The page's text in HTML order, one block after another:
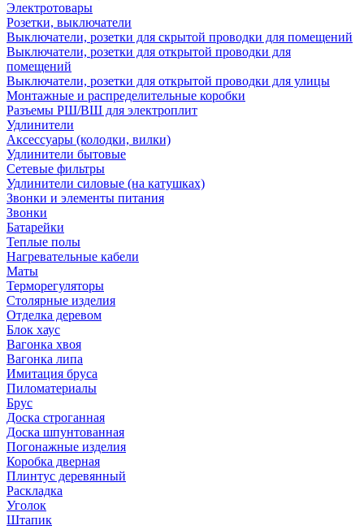
Электротовары
Розетки, выключатели
Выключатели, розетки для скрытой проводки для помещений
Выключатели, розетки для открытой проводки для
помещений
Выключатели, розетки для открытой проводки для улицы
Монтажные и распределительные коробки
Разъемы РШ/ВШ для электроплит
Удлинители
Аксессуары (колодки, вилки)
Удлинители бытовые
Сетевые фильтры
Удлинители силовые (на катушках)
Звонки и элементы питания
Звонки
Батарейки
Теплые полы
Нагревательные кабели
Маты
Терморегуляторы
Столярные изделия
Отделка деревом
Блок хаус
Вагонка хвоя
Вагонка липа
Имитация бруса
Пиломатериалы
Брус
Доска строганная
Доска шпунтованная
Погонажные изделия
Коробка дверная
Плинтус деревянный
Раскладка
Уголок
Штапик